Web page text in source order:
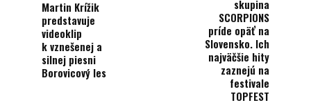
Martin Krížik
predstavuje
videoklip
k vznešenej a
silnej piesni
Borovicový les
skupina
SCORPIONS
príde opäť na
Slovensko. Ich
najväčšie hity
zaznejú na
festivale
TOPFEST